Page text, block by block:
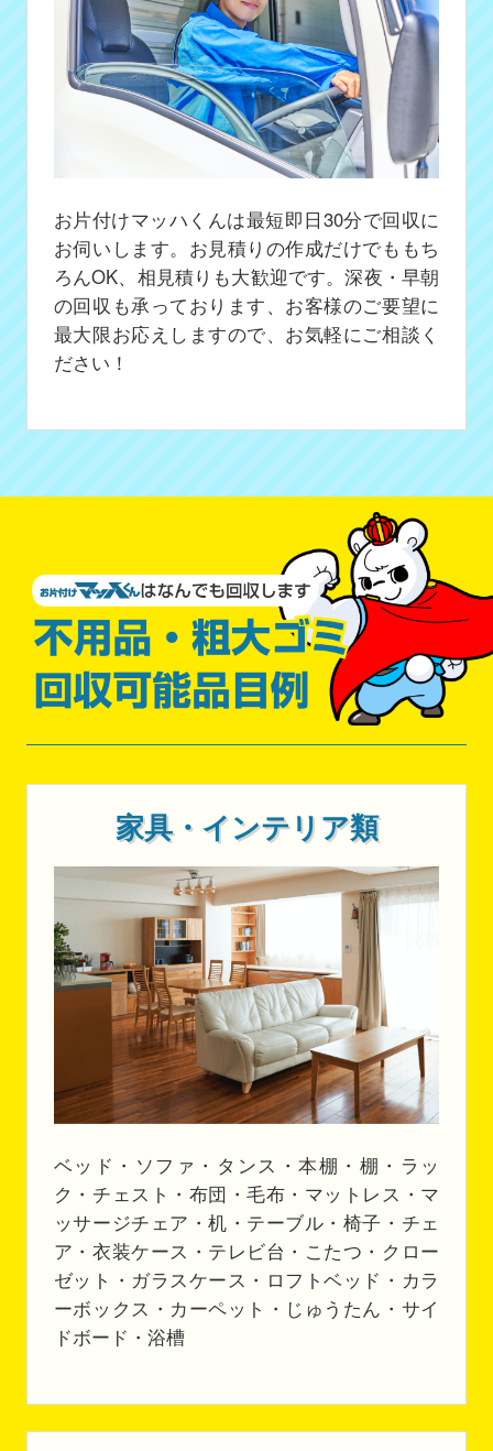
お片付けマッハくんは最短即日30分で回収に
お伺いします。お見積りの作成だけでももち
ろんOK、相見積りも大歓迎です。深夜・早朝
の回収も承っております、お客様のご要望に
最大限お応えしますので、お気軽にご相談く
ださい！
家具・インテリア類
ベッド・ソファ・タンス・本棚・棚・ラッ
ク・チェスト・布団・毛布・マットレス・マ
ッサージチェア・机・テーブル・椅子・チェ
ア・衣装ケース・テレビ台・こたつ・クロー
ゼット・ガラスケース・ロフトベッド・カラ
ーボックス・カーペット・じゅうたん・サイ
ドボード・浴槽